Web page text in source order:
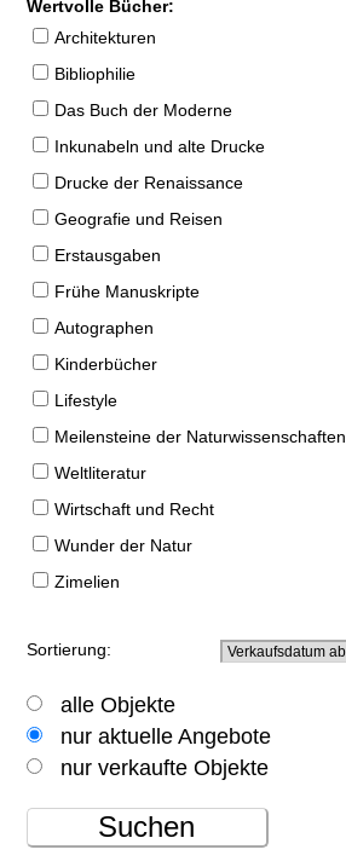
Wertvolle Bücher:
Architekturen
Bibliophilie
Das Buch der Moderne
Inkunabeln und alte Drucke
Drucke der Renaissance
Geografie und Reisen
Erstausgaben
Frühe Manuskripte
Autographen
Kinderbücher
Lifestyle
Meilensteine der Naturwissenschaften
Weltliteratur
Wirtschaft und Recht
Wunder der Natur
Zimelien
Sortierung:
alle Objekte
nur aktuelle Angebote
nur verkaufte Objekte
Suchen